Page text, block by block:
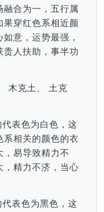
合为一，五行属
果穿红色系相近颜
意，运势最强，
贵人扶助，事半功
木克土、 土克
表色为白色，这
相关的颜色的衣
，易导致精力不
，精力不济，当心
表色为黑色，这